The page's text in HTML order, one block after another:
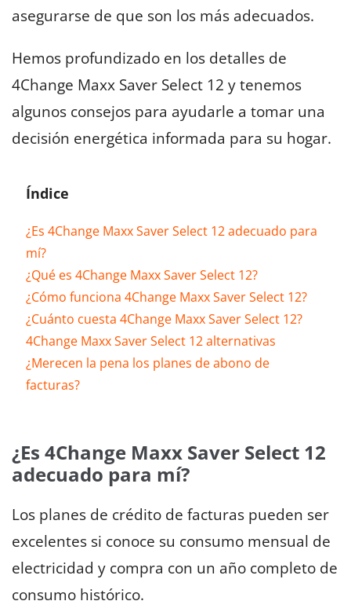
asegurarse de que son los más adecuados.
Hemos profundizado en los detalles de
4Change Maxx Saver Select 12 y tenemos
algunos consejos para ayudarle a tomar una
decisión energética informada para su hogar.
Índice
¿Es 4Change Maxx Saver Select 12 adecuado para
mí?
¿Qué es 4Change Maxx Saver Select 12?
¿Cómo funciona 4Change Maxx Saver Select 12?
¿Cuánto cuesta 4Change Maxx Saver Select 12?
4Change Maxx Saver Select 12 alternativas
¿Merecen la pena los planes de abono de
facturas?
¿Es 4Change Maxx Saver Select 12
adecuado para mí?
Los planes de crédito de facturas pueden ser
excelentes si conoce su consumo mensual de
electricidad y compra con un año completo de
consumo histórico.